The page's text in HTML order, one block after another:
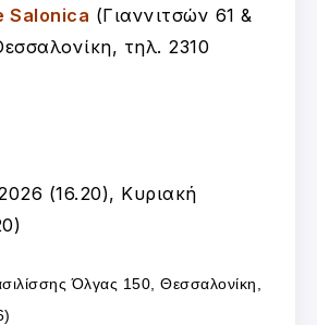
Salonica (Γιαννιτσών 61 &
τηλ. 2310
(16.20), Κυριακή
Όλγας 150, Θεσσαλονίκη,